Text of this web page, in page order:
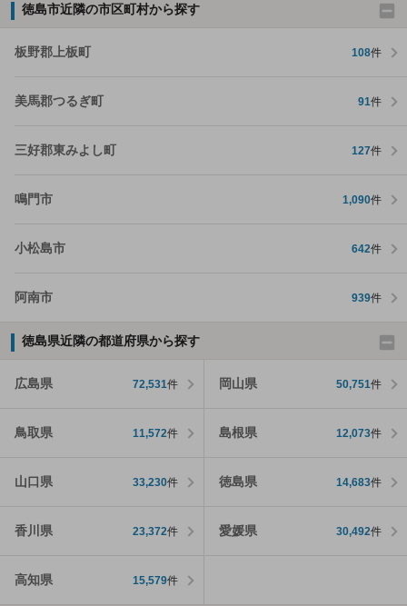
徳島市近隣の市区町村から探す
板野郡上板町 108件
美馬郡つるぎ町 91件
三好郡東みよし町 127件
鳴門市 1,090件
小松島市 642件
阿南市 939件
徳島県近隣の都道府県から探す
広島県 72,531件 岡山県 50,751件
鳥取県 11,572件 島根県 12,073件
山口県 33,230件 徳島県 14,683件
香川県 23,372件 愛媛県 30,492件
高知県 15,579件